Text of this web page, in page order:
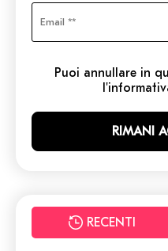
Puoi annullare in
RECENTI